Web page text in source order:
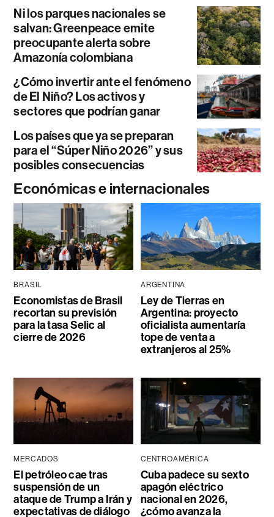
Ni los parques nacionales se
salvan: Greenpeace emite
preocupante alerta sobre
Amazonía colombiana
¿Cómo invertir ante el fenómeno
de El Niño? Los activos y
sectores que podrían ganar
Los países que ya se preparan
para el “Súper Niño 2026” y sus
posibles consecuencias
Económicas e internacionales
BRASIL
Economistas de Brasil
recortan su previsión
para la tasa Selic al
cierre de 2026
ARGENTINA
Ley de Tierras en
Argentina: proyecto
oficialista aumentaría
tope de venta a
extranjeros al 25%
MERCADOS
El petróleo cae tras
suspensión de un
ataque de Trump a Irán y
expectativas de diálogo
CENTROAMÉRICA
Cuba padece su sexto
apagón eléctrico
nacional en 2026,
¿cómo avanza la